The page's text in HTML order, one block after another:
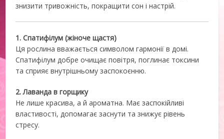
знизити тривожність, покращити сон і настрій.
1. Спатифілум (жіноче щастя)
Ця рослина вважається символом гармонії в домі.
Спатифілум добре очищає повітря, поглинає токсини
та сприяє внутрішньому заспокоєнню.
2. Лаванда в горщику
Не лише красива, а й ароматна. Має заспокійливі
властивості, допомагає заснути та знижує рівень
стресу.